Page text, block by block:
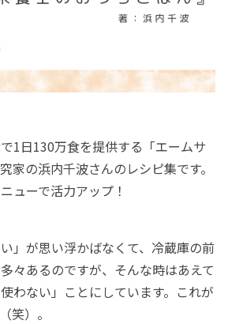
1日130万食を提供する「エームサ
家の浜内千波さんのレシピ集です。
ューで活力アップ！
」が思い浮かばなくて、冷蔵庫の前
々あるのですが、そんな時はあえて
わない」ことにしています。これが
笑）。